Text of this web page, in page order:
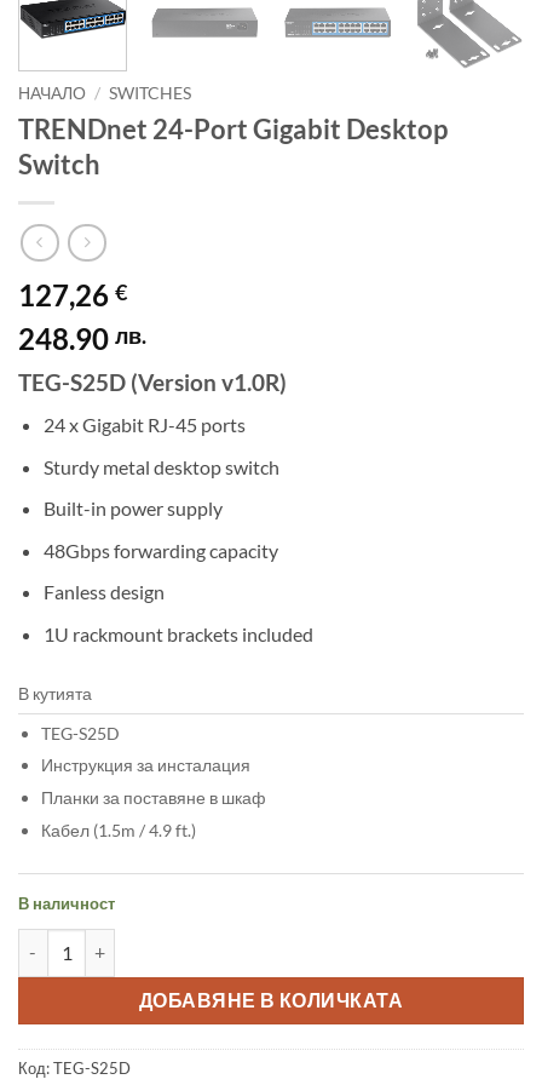
НАЧАЛО / SWITCHES
TRENDnet 24-Port Gigabit Desktop
Switch
127,26 €
248.90 лв.
TEG-S25D (Version v1.0R)
24 x Gigabit RJ-45 ports
Sturdy metal desktop switch
Built-in power supply
48Gbps forwarding capacity
Fanless design
1U rackmount brackets included
В кутията
TEG-S25D
Инструкция за инсталация
Планки за поставяне в шкаф
Кабел (1.5m / 4.9 ft.)
В наличност
ДОБАВЯНЕ В КОЛИЧКАТА
Код:TEG-S25D